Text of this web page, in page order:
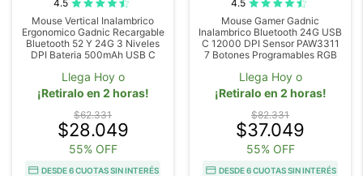
4.5
Mouse Vertical Inalambrico
Ergonomico Gadnic Recargable
Bluetooth 52 Y 24G 3 Niveles
DPI Bateria 500mAh USB C
Llega Hoy o
¡Retiralo en 2 horas!
$62.331
$28.049
55% OFF
DESDE 6 CUOTAS SIN INTERÉS
4.5
Mouse Gamer Gadnic
Inalambrico Bluetooth 24G USB
C 12000 DPI Sensor PAW3311
7 Botones Programables RGB
Llega Hoy o
¡Retiralo en 2 horas!
$82.331
$37.049
55% OFF
DESDE 6 CUOTAS SIN INTERÉS